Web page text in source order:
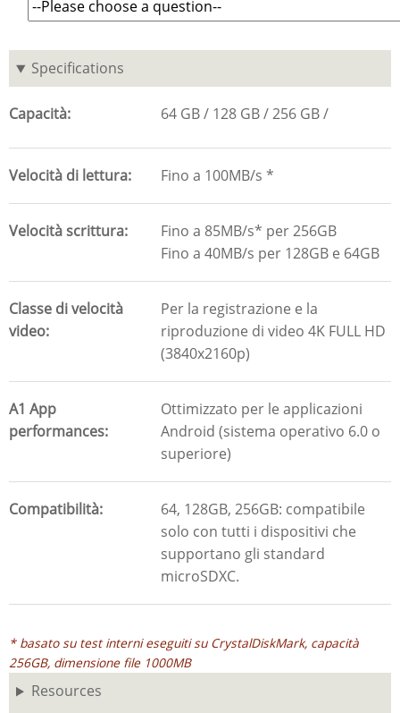
Specifications
Capacità 64 GB 128 GB 256 GB
Velocità di lettura Fino a 100MB/s *
Velocità scrittura
Fino a 85MB/s* per 256GB
Fino a 40MB/s per 128GB e 64GB
Classe di velocità
video
Per la registrazione e la
riproduzione di video 4K FULL HD
(3840x2160p)
A1 App
performances
Ottimizzato per le applicazioni
Android (sistema operativo 6.0 o
superiore)
Compatibilità
64, 128GB, 256GB: compatibile
solo con tutti i dispositivi che
supportano gli standard
microSDXC.
* basato su test interni eseguiti su CrystalDiskMark, capacità
256GB, dimensione file 1000MB
Resources